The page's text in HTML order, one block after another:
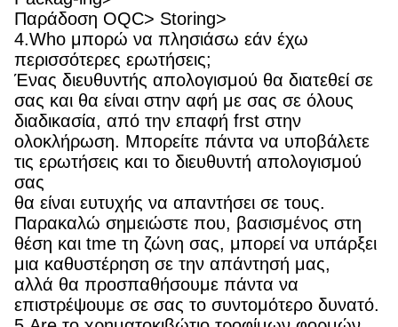
Παράδοση OQC> Storing>
4.Who μπορώ να πλησιάσω εάν έχω
περισσότερες ερωτήσεις;
Ένας διευθυντής απολογισμού θα διατεθεί σε
σας και θα είναι στην αφή με σας σε όλους
διαδικασία, από την επαφή frst στην
ολοκλήρωση. Μπορείτε πάντα να υποβάλετε
τις ερωτήσεις και το διευθυντή απολογισμού
σας
θα είναι ευτυχής να απαντήσει σε τους.
Παρακαλώ σημειώστε που, βασισμένος στη
θέση και tme τη ζώνη σας, μπορεί να υπάρξει
μια καθυστέρηση σε την απάντησή μας,
αλλά θα προσπαθήσουμε πάντα να
επιστρέψουμε σε σας το συντομότερο δυνατό.